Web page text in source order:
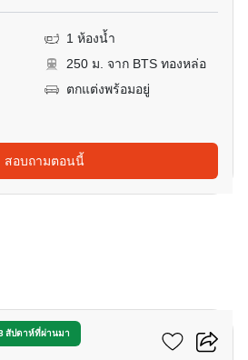
1 ห้องน้ำ
250 ม. จาก BTS ทองหล่อ
ตกแต่งพร้อมอยู่
สอบถามตอนนี้
สัปดาห์ที่ผ่านมา
ท 36